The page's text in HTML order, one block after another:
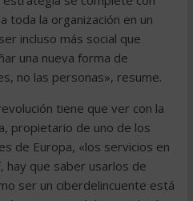
toda la organización en un
incluso más social que
una nueva forma de
no las personas», resume.
tiene que ver con la
propietario de uno de los
de Europa, «los servicios en
hay que saber usarlos de
ser un ciberdelincuente está